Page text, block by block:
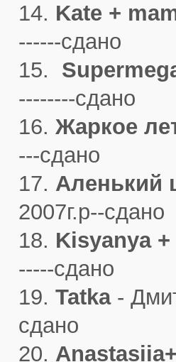
14. Kate +
------сдано
15.
--------сдано
16. Жаркое
---сдано
17. Аленький
2007г.р--сдано
18. Kisyanya
-----сдано
19. Tatka-
сдано
20.